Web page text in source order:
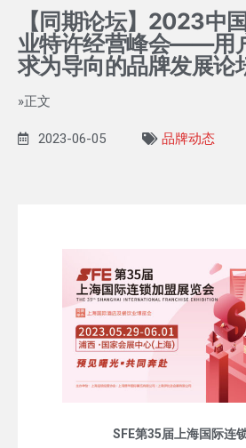
【同期论坛】2023中
业特许经营峰会——用
求为导向的品牌发展论
»正文
2023-06-05 品牌动态
SFE第35届上海国际连